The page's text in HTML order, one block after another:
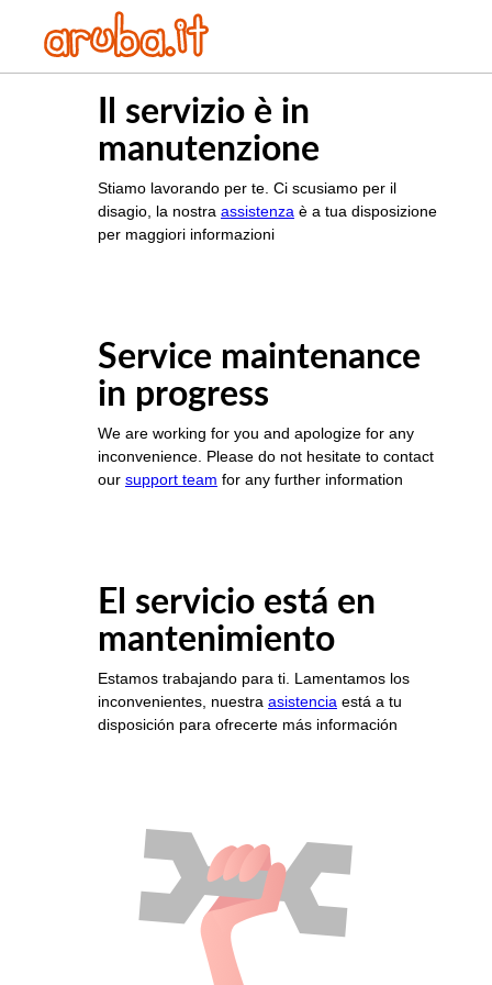
Il servizio è in
manutenzione
Stiamo lavorando per te. Ci scusiamo per il
disagio, la nostra assistenza è a tua disposizione
per maggiori informazioni
Service maintenance
in progress
We are working for you and apologize for any
inconvenience. Please do not hesitate to contact
our support team for any further information
El servicio está en
mantenimiento
Estamos trabajando para ti. Lamentamos los
inconvenientes, nuestra asistencia está a tu
disposición para ofrecerte más información